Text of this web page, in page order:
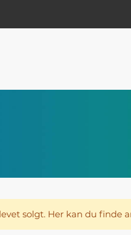
solgt. Her kan du finde